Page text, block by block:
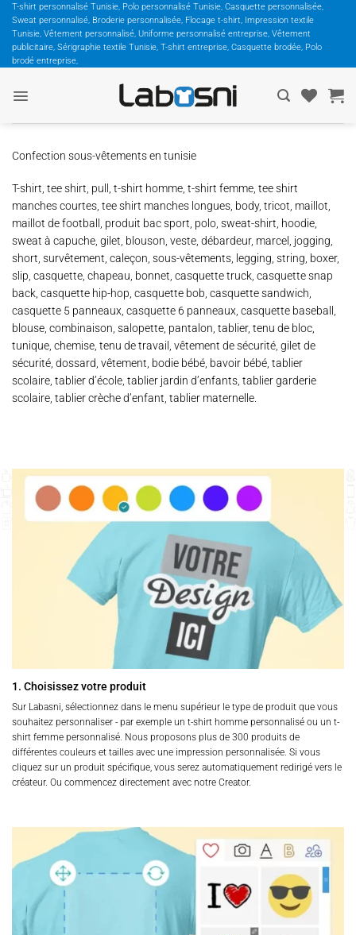
Passer
contenu
T-shirt personnalisé Tunisie, Polo personnalisé Tunisie, Casquette personnalisée,
Sweat personnalisé, Broderie personnalisée, Flocage t-shirt, Impression textile
Tunisie, Vêtement personnalisé, Uniforme personnalisé entreprise, Vêtement
publicitaire, Sérigraphie textile Tunisie, T-shirt entreprise, Casquette brodée, Polo
brodé entreprise,
Confection sous-vêtements en tunisie
T-shirt, tee shirt, pull, t-shirt homme, t-shirt femme, tee shirt
manches courtes, tee shirt manches longues, body, tricot, maillot,
maillot de football, produit bac sport, polo, sweat-shirt, hoodie,
sweat à capuche, gilet, blouson, veste, débardeur, marcel, jogging,
short, survêtement, caleçon, sous-vêtements, legging, string, boxer,
slip, casquette, chapeau, bonnet, casquette truck, casquette snap
back, casquette hip-hop, casquette bob, casquette sandwich,
casquette 5 panneaux, casquette 6 panneaux, casquette baseball,
blouse, combinaison, salopette, pantalon, tablier, tenu de bloc,
tunique, chemise, tenu de travail, vêtement de sécurité, gilet de
sécurité, dossard, vêtement, bodie bébé, bavoir bébé, tablier
scolaire, tablier d’école, tablier jardin d’enfants, tablier garderie
scolaire, tablier crèche d’enfant, tablier maternelle.
1. Choisissez votre produit
Sur Labasni, sélectionnez dans le menu supérieur le type de produit que vous
souhaitez personnaliser - par exemple un t-shirt homme personnalisé ou un t-
shirt femme personnalisé. Nous proposons plus de 300 produits de
différentes couleurs et tailles avec une impression personnalisée. Si vous
cliquez sur un produit spécifique, vous serez automatiquement redirigé vers le
créateur. Ou commencez directement avec notre Creator.